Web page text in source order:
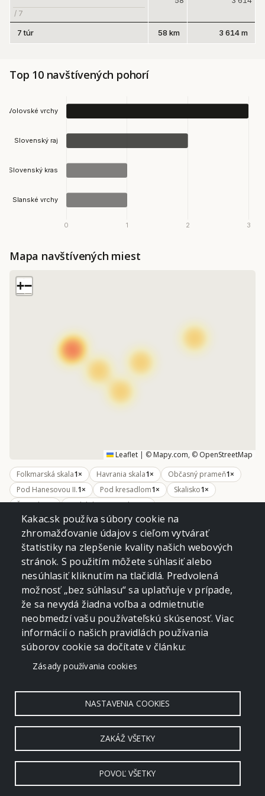
Top 10 navštívených pohorí
Mapa navštívených miest
+−
Leaflet | © Mapy.com, © OpenStreetMap
Folkmarská skala1× Havrania skala1× Občasný prameň1×
Pod Hanesovou II.1× Pod kresadlom1× Skalisko1×
Šimonka1× Trohánka /Tri studne/1×
Túry, ktorých sa zúčastnil(a)
SLANSKÉ VRCHY
Šimonka z Temného lesa
15. 07. 2007
VOLOVSKÉ VRCHY
Skalisko z Betliara (s nocľahom)
24. 06. 2007
VOLOVSKÉ VRCHY
Trohánka od pamätníka SNP
10. 06. 2007
SLOVENSKÝ KRAS
Pod Kresadlom z Hrhova
02. 06. 2007
SLOVENSKÝ RAJ
Havrania skala zo Stratenského
kaňona
VOLOVSKÉ VRCHY
Folkmarská skala z Kojšova
/ 7
7 túr 58 km 3 614 m
Copyright © 2006 - 2026 by crevko
Kakac.sk používa súbory cookie na
zhromažďovanie údajov s cieľom vytvárať
štatistiky na zlepšenie kvality našich webových
stránok. S použitím môžete súhlasiť alebo
nesúhlasiť kliknutím na tlačidlá. Predvolená
možnosť „bez súhlasu“ sa uplatňuje v prípade,
že sa nevydá žiadna voľba a odmietnutie
neobmedzí vašu používateľskú skúsenosť. Viac
informácií o našich pravidlách používania
súborov cookie sa dočítate v článku:
Zásady používania cookies
NASTAVENIA COOKIES
ZAKÁŽ VŠETKY
POVOĽ VŠETKY